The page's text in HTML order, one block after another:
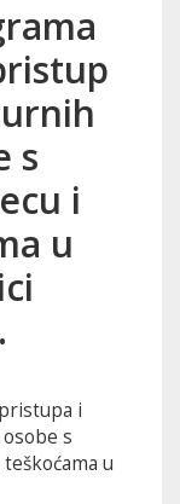
s
i
u
i
s
u